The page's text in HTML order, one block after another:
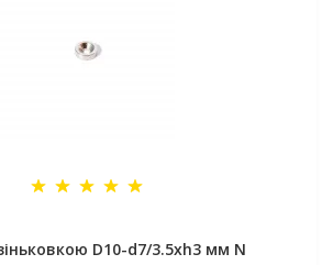
D10-d7/3.5хh3 мм N